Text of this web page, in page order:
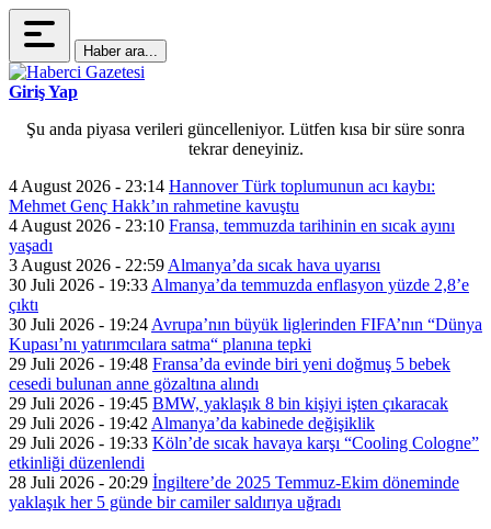
Haber ara...
Giriş Yap
Şu anda piyasa verileri güncelleniyor. Lütfen kısa bir süre sonra
tekrar deneyiniz.
4 August 2026 - 23:14 Hannover Türk toplumunun acı kaybı:
Mehmet Genç Hakk’ın rahmetine kavuştu
4 August 2026 - 23:10 Fransa, temmuzda tarihinin en sıcak ayını
yaşadı
3 August 2026 - 22:59 Almanya’da sıcak hava uyarısı
30 Juli 2026 - 19:33 Almanya’da temmuzda enflasyon yüzde 2,8’e
çıktı
30 Juli 2026 - 19:24 Avrupa’nın büyük liglerinden FIFA’nın “Dünya
Kupası’nı yatırımcılara satma“ planına tepki
29 Juli 2026 - 19:48 Fransa’da evinde biri yeni doğmuş 5 bebek
cesedi bulunan anne gözaltına alındı
29 Juli 2026 - 19:45 BMW, yaklaşık 8 bin kişiyi işten çıkaracak
29 Juli 2026 - 19:42 Almanya’da kabinede değişiklik
29 Juli 2026 - 19:33 Köln’de sıcak havaya karşı “Cooling Cologne”
etkinliği düzenlendi
28 Juli 2026 - 20:29 İngiltere’de 2025 Temmuz-Ekim döneminde
yaklaşık her 5 günde bir camiler saldırıya uğradı